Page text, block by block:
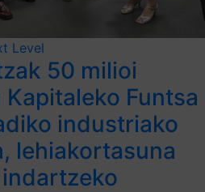
Level
50 milioi
Funtsa
industriako
lehiakortasuna